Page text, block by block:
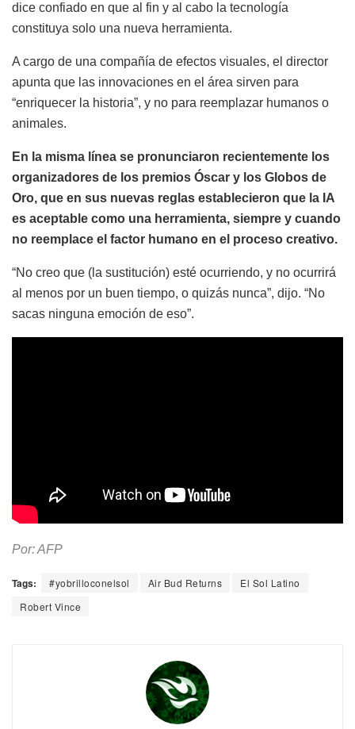
dice confiado en que al fin y al cabo la tecnología
constituya solo una nueva herramienta.
A cargo de una compañía de efectos visuales, el director
apunta que las innovaciones en el área sirven para
“enriquecer la historia”, y no para reemplazar humanos o
animales.
En la misma línea se pronunciaron recientemente los
organizadores de los premios Óscar y los Globos de
Oro, que en sus nuevas reglas establecieron que la IA
es aceptable como una herramienta, siempre y cuando
no reemplace el factor humano en el proceso creativo.
“No creo que (la sustitución) esté ocurriendo, y no ocurrirá
al menos por un buen tiempo, o quizás nunca”, dijo. “No
sacas ninguna emoción de eso”.
Por: AFP
Tags: #yobrilloconelsol Air Bud Returns
El Sol Latino
Robert Vince